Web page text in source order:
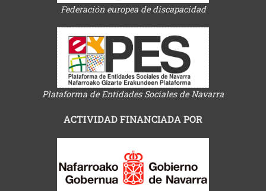
Federación europea de discapacidad
Plataforma de Entidades Sociales de Navarra
ACTIVIDAD FINANCIADA POR